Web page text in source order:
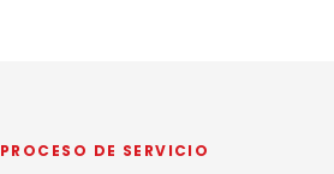
PROCESO DE SERVICIO